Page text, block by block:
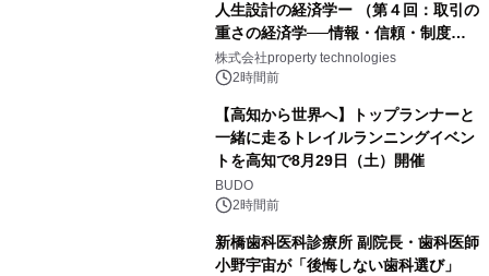
人生設計の経済学ー （第４回：取引の
重さの経済学──情報・信頼・制度を
PropTechはどう組み替えるか）｜
PropTech-Lab
株式会社property technologies
2時間前
【高知から世界へ】トップランナーと
一緒に走るトレイルランニングイベン
トを高知で8月29日（土）開催
BUDO
2時間前
新橋歯科医科診療所 副院長・歯科医師
小野宇宙が「後悔しない歯科選び」